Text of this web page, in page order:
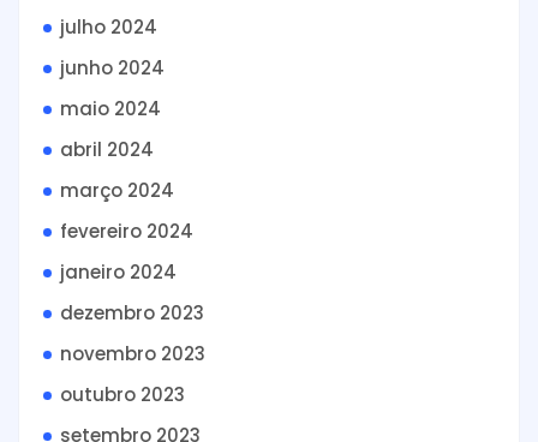
julho 2024
junho 2024
maio 2024
abril 2024
março 2024
fevereiro 2024
janeiro 2024
dezembro 2023
novembro 2023
outubro 2023
setembro 2023